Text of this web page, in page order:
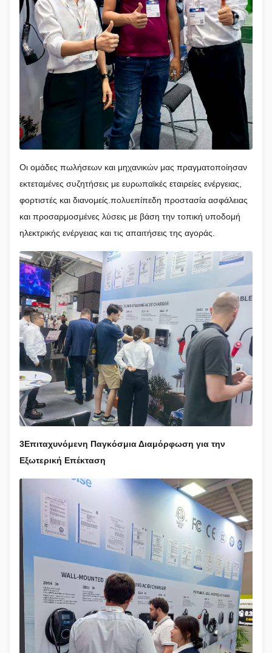
Οι ομάδες πωλήσεων και μηχανικών μας πραγματοποίησαν
εκτεταμένες συζητήσεις με ευρωπαϊκές εταιρείες ενέργειας,
φορτιστές και διανομείς.πολυεπίπεδη προστασία ασφάλειας
και προσαρμοσμένες λύσεις με βάση την τοπική υποδομή
ηλεκτρικής ενέργειας και τις απαιτήσεις της αγοράς.
3Επιταχυνόμενη Παγκόσμια Διαμόρφωση για την
Εξωτερική Επέκταση